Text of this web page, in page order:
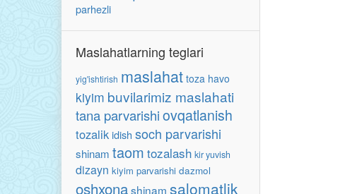
parhezli
Maslahatlarning teglari
yig'ishtirish maslahat toza havo
kiyim buvilarimiz maslahati
tana parvarishiovqatlanish
tozalikidish soch parvarishi
shinam taom tozalash kir yuvish
dizayn kiyim parvarishi dazmol
oshxonashinam salomatlik